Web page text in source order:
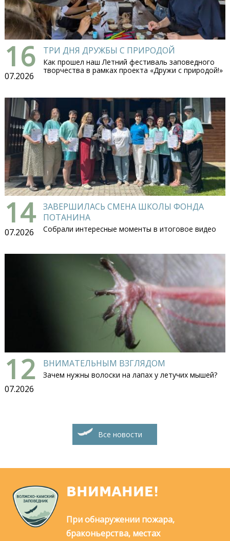
16
07.2026
ТРИ ДНЯ ДРУЖБЫ С ПРИРОДОЙ
Как прошел наш Летний фестиваль заповедного
творчества в рамках проекта «Дружи с природой!»
14
07.2026
ЗАВЕРШИЛАСЬ СМЕНА ШКОЛЫ ФОНДА
ПОТАНИНА
Собрали интересные моменты в итоговое видео
12
07.2026
ВНИМАТЕЛЬНЫМ ВЗГЛЯДОМ
Зачем нужны волоски на лапах у летучих мышей?
Все новости
ВНИМАНИЕ!
При обнаружении пожара,
браконьерства, местах